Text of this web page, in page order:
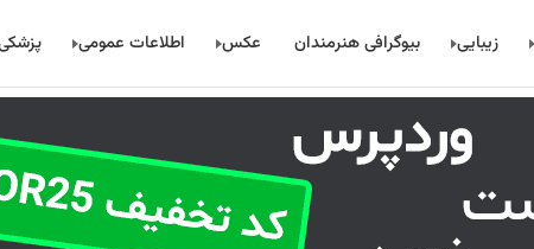
زیبایی بیوگرافی هنرمندان عکس اطلاعات عمومی